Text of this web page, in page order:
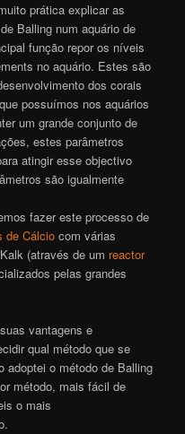
prática explicar as
Balling num aquário de
função repor os níveis
no aquário. Estes são
dos corais
possuímos nos aquários
um grande conjunto de
estes parâmetros
atingir esse objectivo
são igualmente
fazer este processo de
de Cálcio com várias
(através de um reactor
pelas grandes
vantagens e
qual método que se
adoptei o método de Balling
método, mais fácil de
o mais